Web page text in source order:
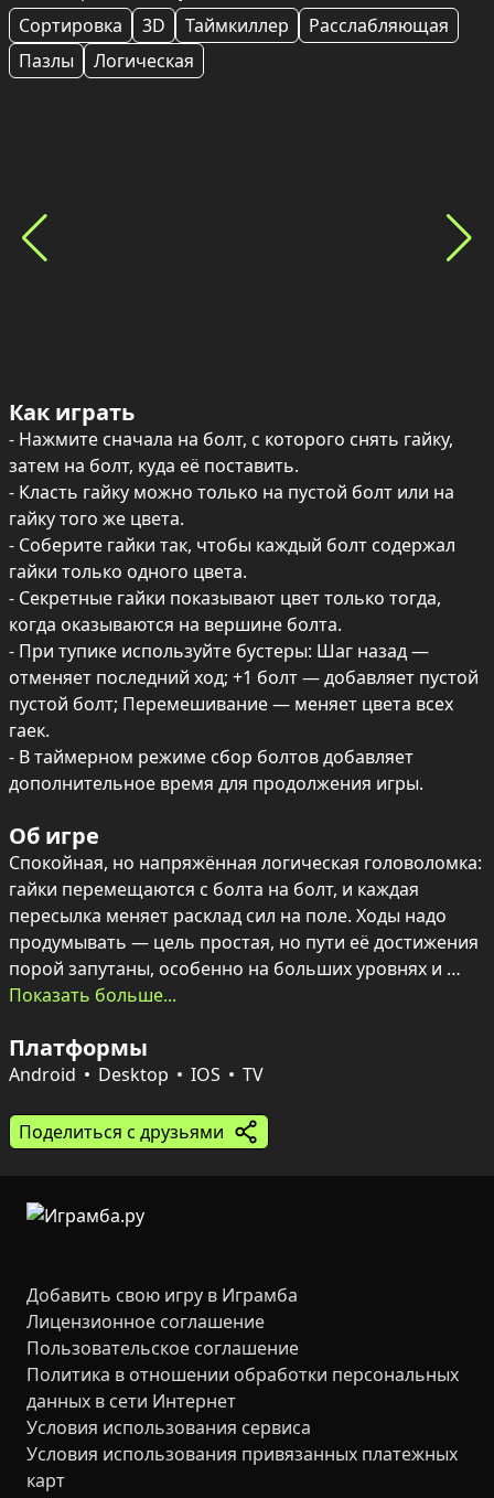
Сортировка
3D Таймкиллер
Расслабляющая
Пазлы
Логическая
Как играть
- Нажмите сначала на болт, с которого снять гайку,
затем на болт, куда её поставить.
- Класть гайку можно только на пустой болт или на
гайку того же цвета.
- Соберите гайки так, чтобы каждый болт содержал
гайки только одного цвета.
- Секретные гайки показывают цвет только тогда,
когда оказываются на вершине болта.
- При тупике используйте бустеры: Шаг назад —
отменяет последний ход; +1 болт — добавляет пустой
пустой болт; Перемешивание — меняет цвета всех
гаек.
- В таймерном режиме сбор болтов добавляет
дополнительное время для продолжения игры.
Об игре
Спокойная, но напряжённая логическая головоломка:
гайки перемещаются с болта на болт, и каждая
пересылка меняет расклад сил на поле. Ходы надо
продумывать — цель простая, но пути её достижения
порой запутаны, особенно на больших уровнях и
«небоскрёбах». Секретные гайки добавляют интригу,
болта.
классические и удлинённые этапы, масштабные
«небоскрёбы». Для сложных ситуаций доступны
перемешивание цветов. Есть и таймерный режим, где
собранные болты дарят дополнительное время и
Показать больше...
Платформы
Android Desktop IOS TV
Поделиться с друзьями
Добавить свою игру в Играмба
Лицензионное соглашение
Пользовательское соглашение
Политика в отношении обработки персональных
данных в сети Интернет
Условия использования сервиса
Условия использования привязанных платежных
карт